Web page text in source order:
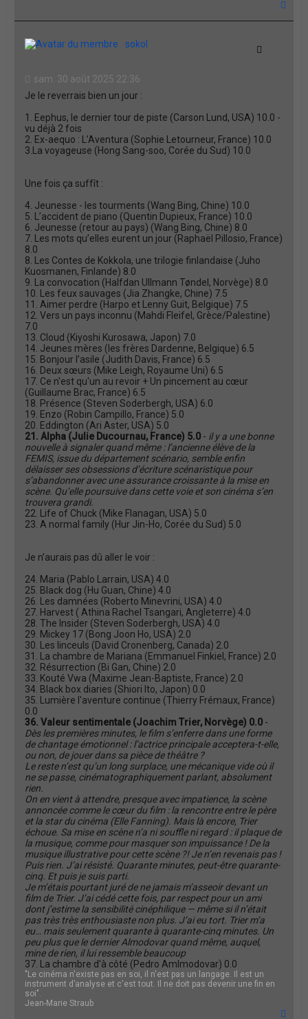
sokol
sam. 30 août 2025 22:36
Je le reverrais bien un jour :
1. Eephus, le dernier tour de piste (Carson Lund, USA) 10.0 -
vu déjà 2 fois
2. Ex-aequo : L’Aventura (Sophie Letourneur, France) 10.0
3.La voyageuse (Hong Sang-soo, Corée du Sud) 10.0
Une fois ça suffît :
4. Jeunesse - les tourments (Wang Bing, Chine) 10.0
5. L’accident de piano (Quentin Dupieux, France) 10.0
6. Jeunesse (retour au pays) (Wang Bing, Chine) 8.0
7. Les mots qu’elles eurent un jour (Raphaël Pillosio, France)
8.0
8. Les Contes de Kokkola, une trilogie finlandaise (Juho
Kuosmanen, Finlande) 8.0
9. La convocation (Halfdan Ullmann Tøndel, Norvège) 8.0
10. Les feux sauvages (Jia Zhangke, Chine) 7.5
11. Aimer perdre (Harpo et Lenny Guit, Belgique) 7.5
12. Vers un pays inconnu (Mahdi Fleifel, Grèce/Palestine)
7.0
13. Cloud (Kiyoshi Kurosawa, Japon) 7.0
14. Jeunes mères (les frères Dardenne, Belgique) 6.5
15. Bonjour l’asile (Judith Davis, France) 6.5
16. Deux sœurs (Mike Leigh, Royaume Uni) 6.5
17. Ce n'est qu'un au revoir + Un pincement au cœur
(Guillaume Brac, France) 6.5
18. Présence (Steven Soderbergh, USA) 6.0
19. Enzo (Robin Campillo, France) 5.0
20. Eddington (Ari Aster, USA) 5.0
21. Alpha (Julie Ducournau, France) 5.0 - il y a une bonne
nouvelle à signaler quand même : l’ancienne élève de la
FEMIS, issue du département scénario, semble enfin
délaisser ses obsessions d’écriture scénaristique pour
s’abandonner avec une assurance croissante à la mise en
scène. Qu’elle poursuive dans cette voie et son cinéma s’en
trouvera grandi.
22. Life of Chuck (Mike Flanagan, USA) 5.0
23. A normal family (Hur Jin-Ho, Corée du Sud) 5.0
Je n’aurais pas dû aller le voir :
24. Maria (Pablo Larrain, USA) 4.0
25. Black dog (Hu Guan, Chine) 4.0
26. Les damnées (Roberto Minevrini, USA) 4.0
27. Harvest ( Athina Rachel Tsangari, Angleterre) 4.0
28. The Insider (Steven Soderbergh, USA) 4.0
29. Mickey 17 (Bong Joon Ho, USA) 2.0
30. Les linceuls (David Cronenberg, Canada) 2.0
31. La chambre de Mariana (Emmanuel Finkiel, France) 2.0
32. Résurrection (Bi Gan, Chine) 2.0
33. Kouté Vwa (Maxime Jean-Baptiste, France) 2.0
34. Black box diaries (Shiori Ito, Japon) 0.0
35. Lumière l'aventure continue (Thierry Frémaux, France)
0.0
36. Valeur sentimentale (Joachim Trier, Norvège) 0.0 -
Dès les premières minutes, le film s’enferre dans une forme
de chantage émotionnel : l’actrice principale acceptera-t-elle,
ou non, de jouer dans sa pièce de théâtre ?
Le reste n’est qu’un long surplace, une mécanique vide où il
ne se passe, cinématographiquement parlant, absolument
rien.
On en vient à attendre, presque avec impatience, la scène
annoncée comme le cœur du film : la rencontre entre le père
et la star du cinéma (Elle Fanning). Mais là encore, Trier
échoue. Sa mise en scène n’a ni souffle ni regard : il plaque de
la musique, comme pour masquer son impuissance ! De la
musique illustrative pour cette scène ?! Je n’en revenais pas !
Puis rien. J’ai résisté. Quarante minutes, peut-être quarante-
cinq. Et puis je suis parti.
Je m’étais pourtant juré de ne jamais m’asseoir devant un
film de Trier. J’ai cédé cette fois, par respect pour un ami
dont j’estime la sensibilité cinéphilique — même si il n’était
pas très très enthousiaste non plus. J’ai eu tort. Trier m’a
eu… mais seulement quarante à quarante-cinq minutes. Un
peu plus que le dernier Almodovar quand même, auquel,
mine de rien, il lui ressemble beaucoup
37. La chambre d’à côté (Pedro Amlmodovar) 0.0
"Le cinéma n'existe pas en soi, il n'est pas un langage. Il est un
instrument d’analyse et c'est tout. Il ne doit pas devenir une fin en
soi".
Jean-Marie Straub